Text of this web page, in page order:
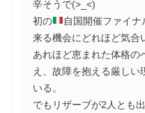
辛そうで(>_<)
初の
自国開催ファイ
来る機会にどれほど気合
あれほど恵まれた体格の
え、故障を抱える厳しい
いる。
でもリザーブが2人とも